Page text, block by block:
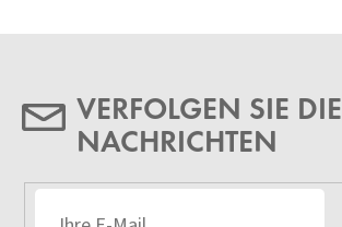
VERFOLGEN SIE DIE
NACHRICHTEN